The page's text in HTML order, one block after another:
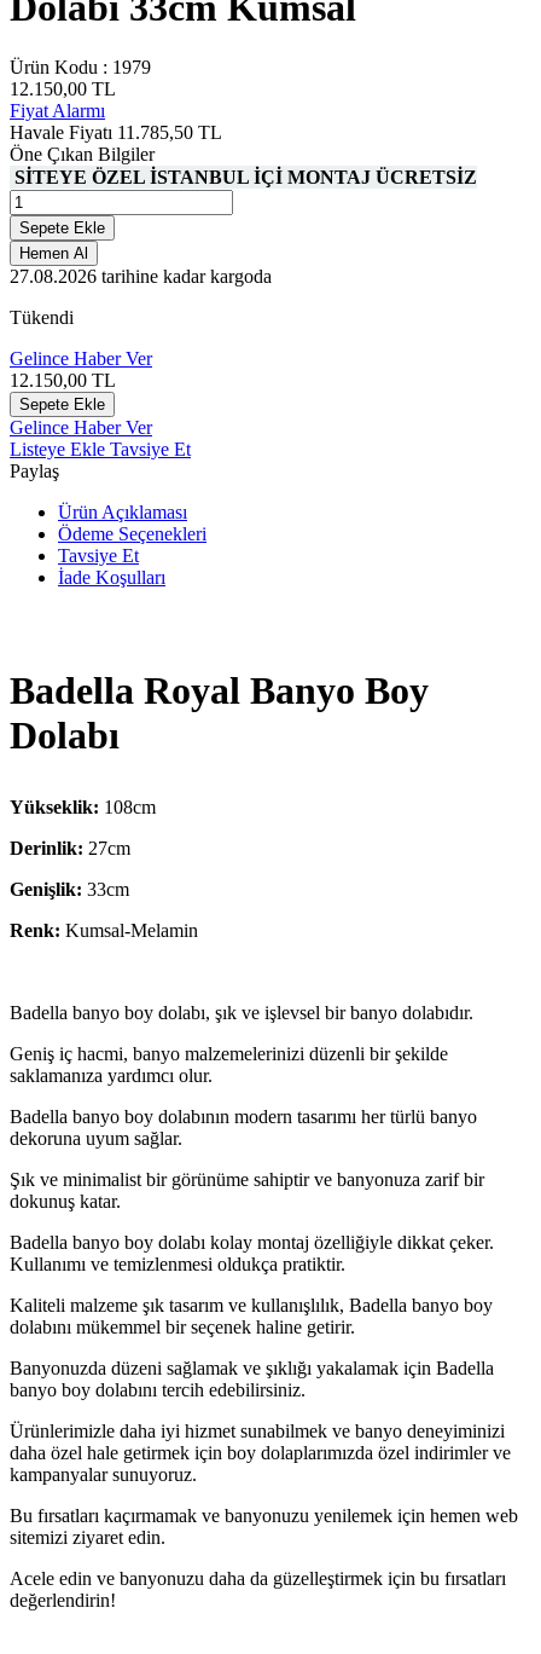
Ürün Kodu : 1979
12.150,00 TL
Fiyat Alarmı
Havale Fiyatı 11.785,50 TL
Öne Çıkan Bilgiler
SİTEYE ÖZEL İSTANBUL İÇİ MONTAJ ÜCRETSİZ
Sepete Ekle
Hemen Al
27.08.2026 tarihine kadar kargoda
Tükendi
Gelince Haber Ver
12.150,00 TL
Sepete Ekle
Gelince Haber Ver
Listeye Ekle Tavsiye Et
Paylaş
Ürün Açıklaması
Ödeme Seçenekleri
Tavsiye Et
İade Koşulları
Badella Royal Banyo Boy
Dolabı
Yükseklik: 108cm
Derinlik: 27cm
Genişlik: 33cm
Renk: Kumsal-Melamin
Badella banyo boy dolabı, şık ve işlevsel bir banyo dolabıdır.
Geniş iç hacmi, banyo malzemelerinizi düzenli bir şekilde
saklamanıza yardımcı olur.
Badella banyo boy dolabının modern tasarımı her türlü banyo
dekoruna uyum sağlar.
Şık ve minimalist bir görünüme sahiptir ve banyonuza zarif bir
dokunuş katar.
Badella banyo boy dolabı kolay montaj özelliğiyle dikkat çeker.
Kullanımı ve temizlenmesi oldukça pratiktir.
Kaliteli malzeme şık tasarım ve kullanışlılık, Badella banyo boy
dolabını mükemmel bir seçenek haline getirir.
Banyonuzda düzeni sağlamak ve şıklığı yakalamak için Badella
banyo boy dolabını tercih edebilirsiniz.
Ürünlerimizle daha iyi hizmet sunabilmek ve banyo deneyiminizi
daha özel hale getirmek için boy dolaplarımızda özel indirimler ve
kampanyalar sunuyoruz.
Bu fırsatları kaçırmamak ve banyonuzu yenilemek için hemen web
sitemizi ziyaret edin.
Acele edin ve banyonuzu daha da güzelleştirmek için bu fırsatları
değerlendirin!